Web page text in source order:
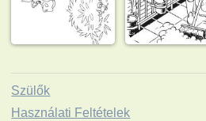
Szülők
Használati Feltételek